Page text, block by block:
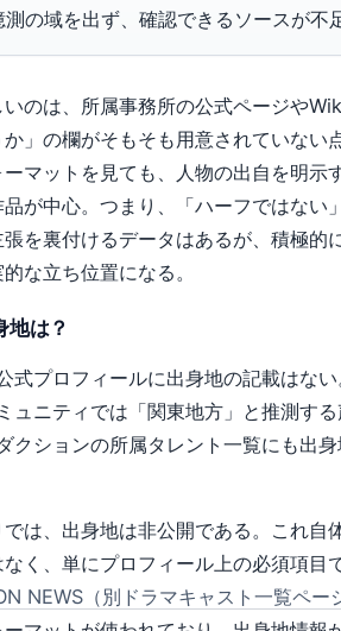
の域を出ず、確認できるソースが不
いのは、所属事務所の公式ページや
か」の欄がそもそも用意されていない
マットを見ても、人物の出自を明示
が中心。つまり、「ハーフではない
を裏付けるデータはあるが、積極的
な立ち位置になる。
地は？
式プロフィールに出身地の記載はな
ュニティでは「関東地方」と推測す
クションの所属タレント一覧にも出
は、出身地は非公開である。これ自
く、単にプロフィール上の必須項目
NEWS（別ドラマキャスト一覧ペー